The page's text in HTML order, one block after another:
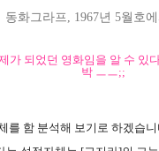
동화그라프, 1967년 5월호에
가 되었던 영화임을 알 수 있
박 ㅡㅡ;;
를 함 분석해 보기로 하겠습